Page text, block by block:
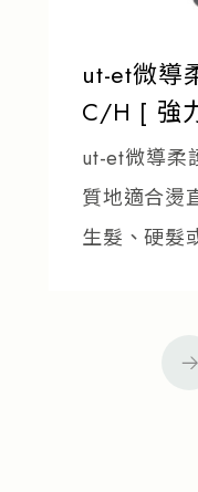
ut-et微導
C/H [ 強
ut-et微導柔
質地適合燙
生髮、硬髮